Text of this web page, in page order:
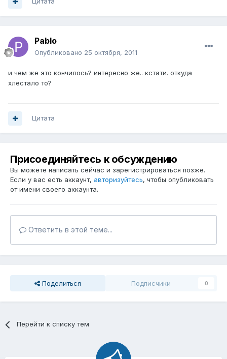
Pablo
Опубликовано 25 октября, 2011
и чем же это кончилось? интересно же.. кстати. откуда
хлестало то?
Цитата
Присоединяйтесь к обсуждению
Вы можете написать сейчас и зарегистрироваться позже.
Если у вас есть аккаунт, авторизуйтесь, чтобы опубликовать
от имени своего аккаунта.
Ответить в этой теме...
Поделиться Подписчики 0
Перейти к списку тем